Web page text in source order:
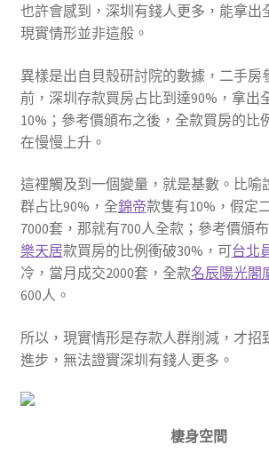
也許會感到，深圳有錢人更多，能拿出
現實情形並非這般。
異樣是出自貝殼研討院的數據，二手房
前，深圳存款買房占比到達90%，拿出
10%；參考價頒布之後，全款買房的比
在慢慢上升。
這裡觸及到一個變量，就是基數。比喻
群占比90%，全錦帝款隻有10%，假定
7000套，那就有700人全款；參考價頒
樂天居款買房的比例衝破30%，可台北
冷，當月成交2000套，全款名辰陽光閣
600人。
所以，現實情形是存款人群削減，才招
進步，無法證實深圳有錢人更多。
棲身空間